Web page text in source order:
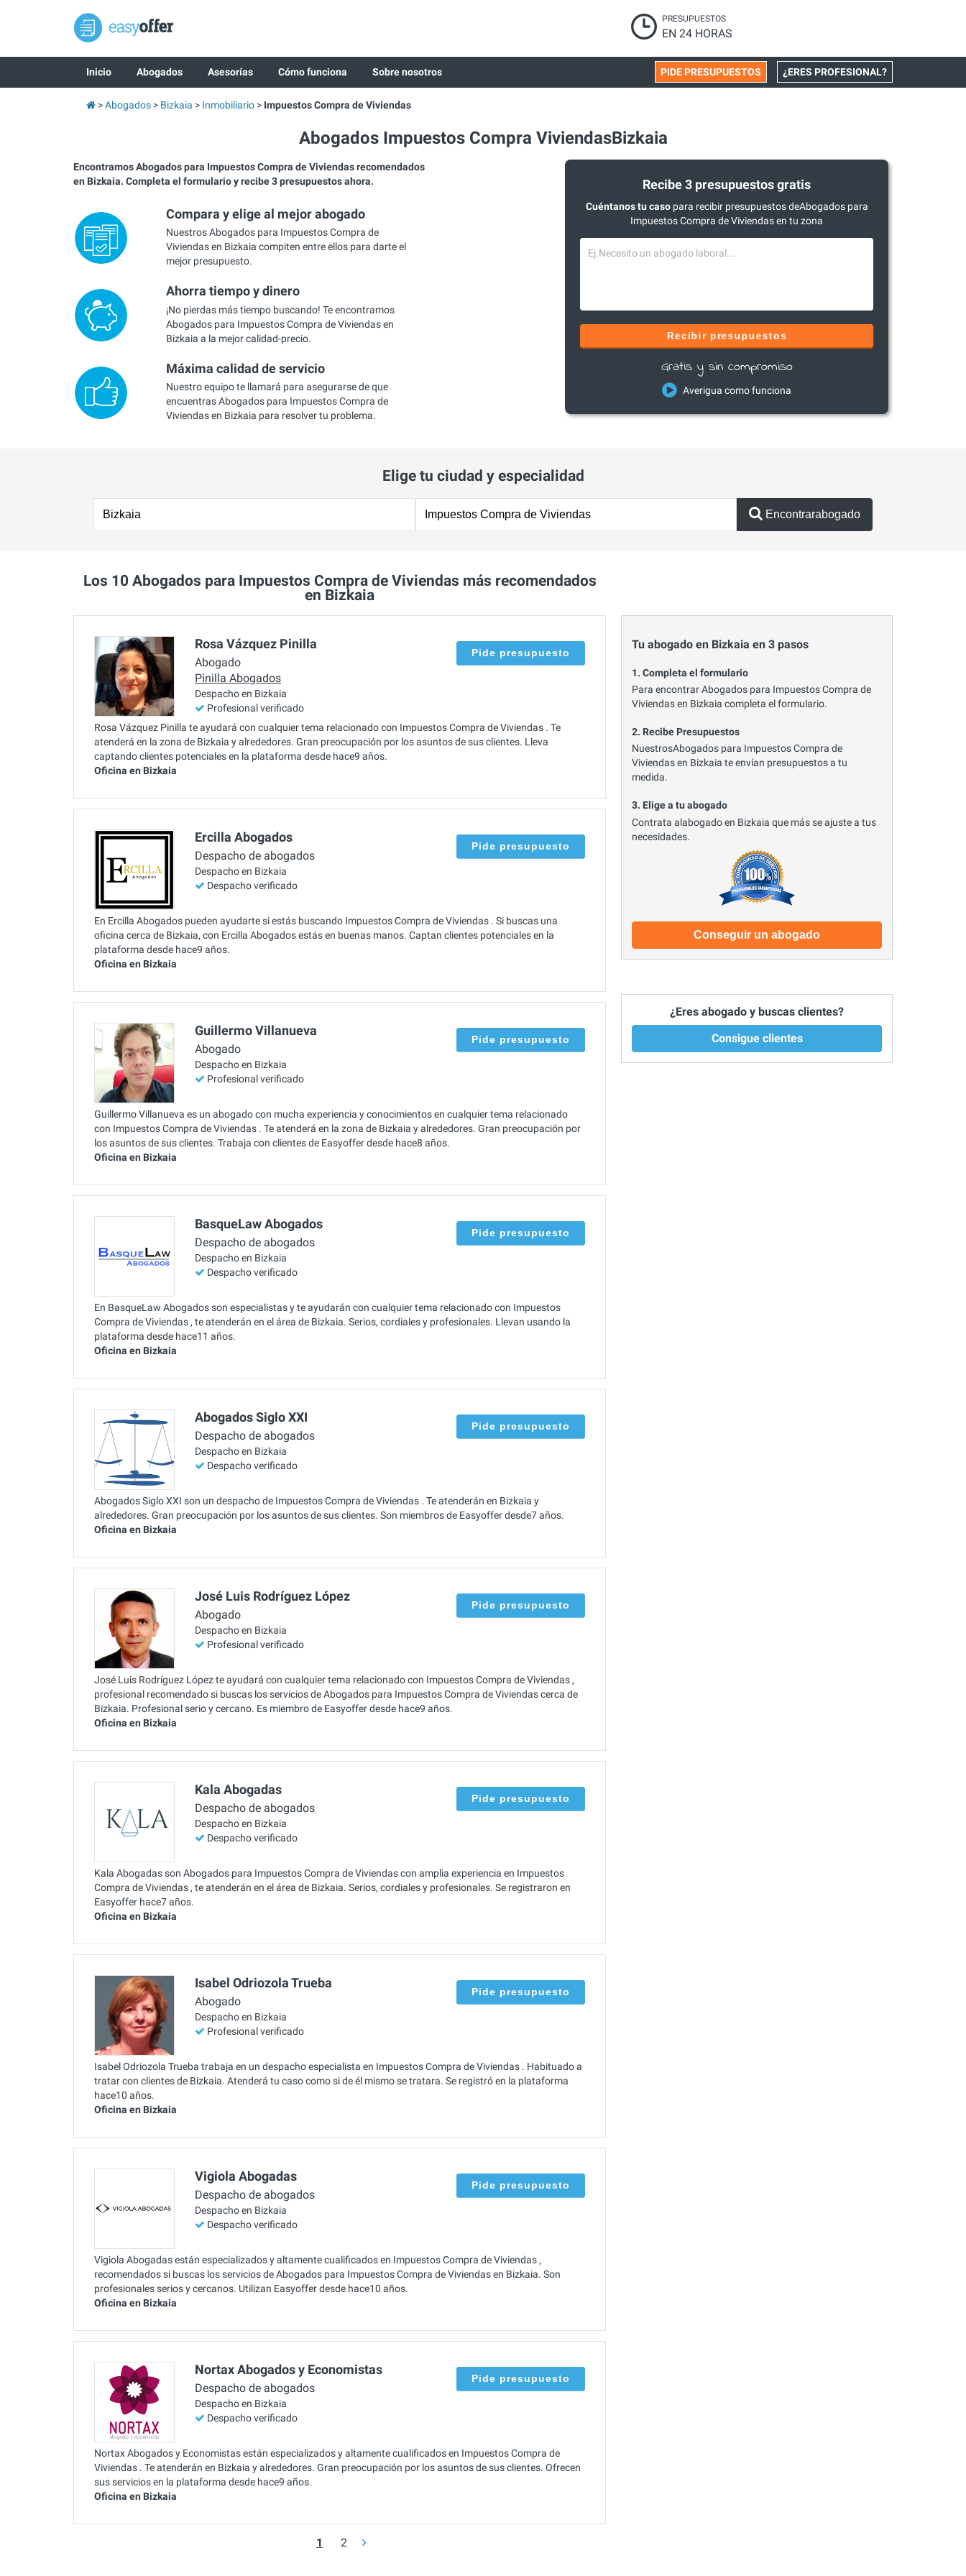
PRESUPUESTOS
EN 24 HORAS
Inicio Abogados Asesorías Cómo funciona Sobre nosotros ¿ERES PROFESIONAL?
PIDE PRESUPUESTOS
Abogados Bizkaia Inmobiliario Impuestos Compra de Viviendas
Abogados Impuestos Compra ViviendasBizkaia
Encontramos Abogados para Impuestos Compra de Viviendas recomendados
en Bizkaia. Completa el formulario y recibe 3 presupuestos ahora.
Compara y elige al mejor abogado
Nuestros Abogados para Impuestos Compra de
Viviendas en Bizkaia compiten entre ellos para darte el
mejor presupuesto.
Ahorra tiempo y dinero
¡No pierdas más tiempo buscando! Te encontramos
Abogados para Impuestos Compra de Viviendas en
Bizkaia a la mejor calidad-precio.
Máxima calidad de servicio
Nuestro equipo te llamará para asegurarse de que
encuentras Abogados para Impuestos Compra de
Viviendas en Bizkaia para resolver tu problema.
Recibe 3 presupuestos gratis
Cuéntanos tu casopara recibir presupuestos deAbogados para
Impuestos Compra de Viviendas en tu zona
Recibir presupuestos
Gratis y sin compromiso
Averigua como funciona
Elige tu ciudad y especialidad
Encontrarabogado
Los 10 Abogados para Impuestos Compra de Viviendas más recomendados
en Bizkaia
Rosa Vázquez Pinilla
Abogado
Pinilla Abogados
Despacho en Bizkaia
Profesional verificado
Pide presupuesto
Rosa Vázquez Pinilla te ayudará con cualquier tema relacionado con Impuestos Compra de Viviendas . Te
atenderá en la zona de Bizkaia y alrededores. Gran preocupación por los asuntos de sus clientes. Lleva
captando clientes potenciales en la plataforma desde hace9 años.
Oficina en Bizkaia
Ercilla Abogados
Despacho de abogados
Despacho en Bizkaia
Despacho verificado
Pide presupuesto
En Ercilla Abogados pueden ayudarte si estás buscando Impuestos Compra de Viviendas . Si buscas una
oficina cerca de Bizkaia, con Ercilla Abogados estás en buenas manos. Captan clientes potenciales en la
plataforma desde hace9 años.
Oficina en Bizkaia
Guillermo Villanueva
Abogado
Despacho en Bizkaia
Profesional verificado
Pide presupuesto
Guillermo Villanueva es un abogado con mucha experiencia y conocimientos en cualquier tema relacionado
con Impuestos Compra de Viviendas . Te atenderá en la zona de Bizkaia y alrededores. Gran preocupación por
los asuntos de sus clientes. Trabaja con clientes de Easyoffer desde hace8 años.
Oficina en Bizkaia
BasqueLaw Abogados
Despacho de abogados
Despacho en Bizkaia
Despacho verificado
Pide presupuesto
En BasqueLaw Abogados son especialistas y te ayudarán con cualquier tema relacionado con Impuestos
Compra de Viviendas , te atenderán en el área de Bizkaia. Serios, cordiales y profesionales. Llevan usando la
plataforma desde hace11 años.
Oficina en Bizkaia
Abogados Siglo XXI
Despacho de abogados
Despacho en Bizkaia
Despacho verificado
Pide presupuesto
Abogados Siglo XXI son un despacho de Impuestos Compra de Viviendas . Te atenderán en Bizkaia y
alrededores. Gran preocupación por los asuntos de sus clientes. Son miembros de Easyoffer desde7 años.
Oficina en Bizkaia
José Luis Rodríguez López
Abogado
Despacho en Bizkaia
Profesional verificado
Pide presupuesto
José Luis Rodríguez López te ayudará con cualquier tema relacionado con Impuestos Compra de Viviendas ,
profesional recomendado si buscas los servicios de Abogados para Impuestos Compra de Viviendas cerca de
Bizkaia. Profesional serio y cercano. Es miembro de Easyoffer desde hace9 años.
Oficina en Bizkaia
Kala Abogadas
Despacho de abogados
Despacho en Bizkaia
Despacho verificado
Pide presupuesto
Kala Abogadas son Abogados para Impuestos Compra de Viviendas con amplia experiencia en Impuestos
Compra de Viviendas , te atenderán en el área de Bizkaia. Serios, cordiales y profesionales. Se registraron en
Easyoffer hace7 años.
Oficina en Bizkaia
Isabel Odriozola Trueba
Abogado
Despacho en Bizkaia
Profesional verificado
Pide presupuesto
Isabel Odriozola Trueba trabaja en un despacho especialista en Impuestos Compra de Viviendas . Habituado a
tratar con clientes de Bizkaia. Atenderá tu caso como si de él mismo se tratara. Se registró en la plataforma
hace10 años.
Oficina en Bizkaia
Vigiola Abogadas
Despacho de abogados
Despacho en Bizkaia
Despacho verificado
Pide presupuesto
Vigiola Abogadas están especializados y altamente cualificados en Impuestos Compra de Viviendas ,
recomendados si buscas los servicios de Abogados para Impuestos Compra de Viviendas en Bizkaia. Son
profesionales serios y cercanos. Utilizan Easyoffer desde hace10 años.
Oficina en Bizkaia
Nortax Abogados y Economistas
Despacho de abogados
Despacho en Bizkaia
Despacho verificado
Pide presupuesto
Nortax Abogados y Economistas están especializados y altamente cualificados en Impuestos Compra de
Viviendas . Te atenderán en Bizkaia y alrededores. Gran preocupación por los asuntos de sus clientes. Ofrecen
sus servicios en la plataforma desde hace9 años.
Oficina en Bizkaia
1 2
Tu abogado en Bizkaia en 3 pasos
1. Completa el formulario
Para encontrar Abogados para Impuestos Compra de
Viviendas en Bizkaia completa el formulario.
2. Recibe Presupuestos
NuestrosAbogados para Impuestos Compra de
Viviendas en Bizkaia te envían presupuestos a tu
medida.
3. Elige a tu abogado
Contrata alabogado en Bizkaia que más se ajuste a tus
necesidades.
Conseguir un abogado
¿Eres abogado y buscas clientes?
Consigue clientes